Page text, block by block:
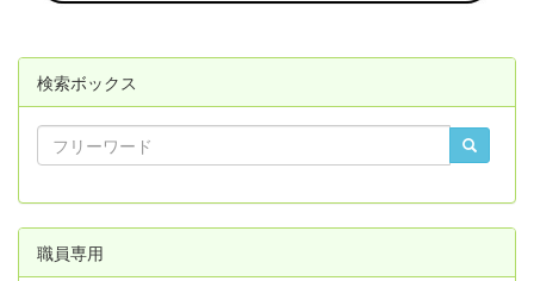
検索ボックス
職員専用